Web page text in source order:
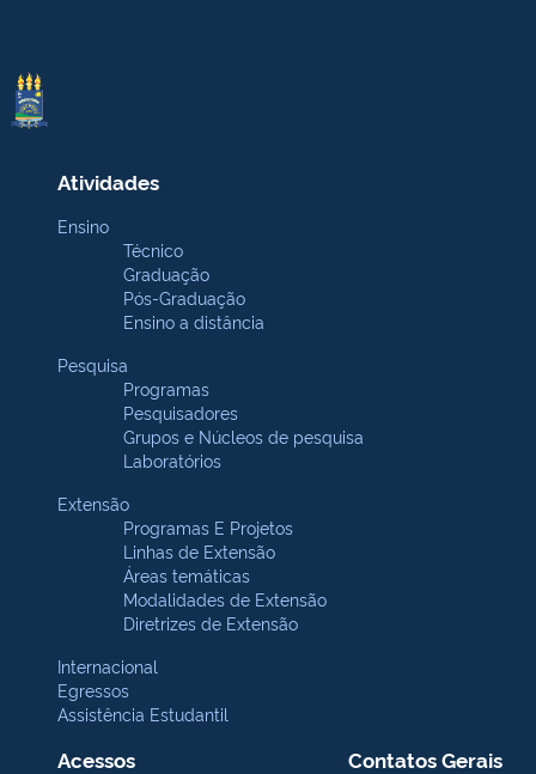
Atividades
Ensino
Técnico
Graduação
Pós-Graduação
Ensino a distância
Pesquisa
Programas
Pesquisadores
Grupos e Núcleos de pesquisa
Laboratórios
Extensão
Programas E Projetos
Linhas de Extensão
Áreas temáticas
Modalidades de Extensão
Diretrizes de Extensão
Internacional
Egressos
Assistência Estudantil
Acessos Contatos Gerais